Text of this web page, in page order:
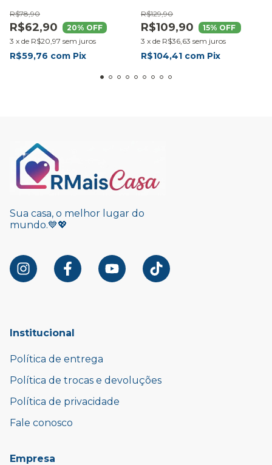
R$62,90
R$78,90
20% OFF
3 x de R$20,97 sem juros
R$59,76 com Pix
R$109,90
R$129,90
15% OFF
3 x de R$36,63 sem juros
R$104,41 com Pix
Sua casa, o melhor lugar do
mundo.💙💖
Institucional
Política de entrega
Política de trocas e devoluções
Política de privacidade
Fale conosco
Empresa